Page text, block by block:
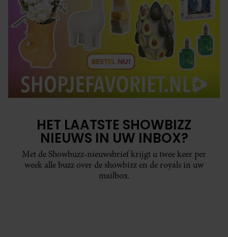
HET LAATSTE SHOWBIZZ
NIEUWS IN UW INBOX?
Met de Showbuzz-nieuwsbrief krijgt u twee keer per
week alle buzz over de showbizz en de royals in uw
mailbox.